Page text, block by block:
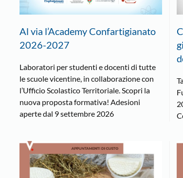
Al via l’Academy Confartigianato
2026-2027
Laboratori per studenti e docenti di tutte
le scuole vicentine, in collaborazione con
l’Ufficio Scolastico Territoriale. Scopri la
nuova proposta formativa! Adesioni
aperte dal 9 settembre 2026